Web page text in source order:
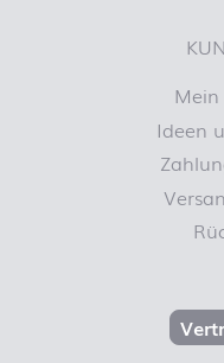
Ideen